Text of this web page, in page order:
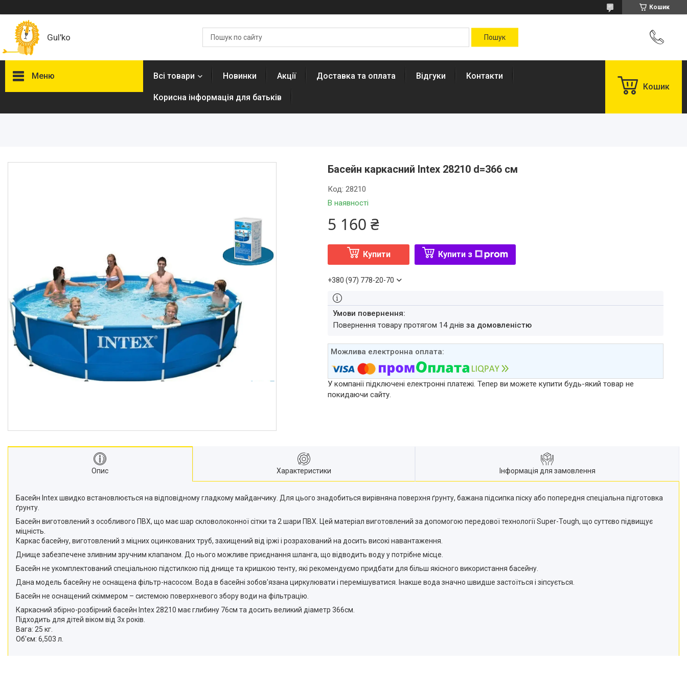
Кошик
Gul'ko
Меню
Засоби особистої гігієни
Дитяче харчування
Одяг дитячий
Переноски для дітей
Дитяча безпека
Басейни каркасні
Валізи дитячі
Надувна продукція для дітей
Всі товари Новинки Акції Доставка та оплата Відгуки Контакти
Корисна інформація для батьків
Кошик
Басейн каркасний Intex 28210 d=366 см
В наявності
Код:28210
5 160 ₴
Купити Купити з
+380 (97) 778-20-70
повернення товару протягом 14 днівза домовленістю
У компанії підключені електронні платежі. Тепер ви можете купити будь-який товар не
покидаючи сайту.
Опис Характеристики Інформація для замовлення
Басейн Intex швидко встановлюється на відповідному гладкому майданчику. Для цього знадобиться вирівняна поверхня ґрунту, бажана підсипка піску або попередня спеціальна підготовка
ґрунту.
Басейн виготовлений з особливого ПВХ, що має шар скловолоконної сітки та 2 шари ПВХ. Цей матеріал виготовлений за допомогою передової технології Super-Tough, що суттєво підвищує
міцність.
Каркас басейну, виготовлений з міцних оцинкованих труб, захищений від іржі і розрахований на досить високі навантаження.
Днище забезпечене зливним зручним клапаном. До нього можливе приєднання шланга, що відводить воду у потрібне місце.
Басейн не укомплектований спеціальною підстилкою під днище та кришкою тенту, які рекомендуємо придбати для більш якісного використання басейну.
Дана модель басейну не оснащена фільтр-насосом. Вода в басейні зобов'язана циркулювати і перемішуватися. Інакше вода значно швидше застоїться і зіпсується.
Басейн не оснащений скіммером – системою поверхневого збору води на фільтрацію.
Каркасний збірно-розбірний басейн Intex 28210 має глибину 76см та досить великий діаметр 366см.
Підходить для дітей віком від 3х років.
Вага: 25 кг.
Об'єм: 6,503 л.